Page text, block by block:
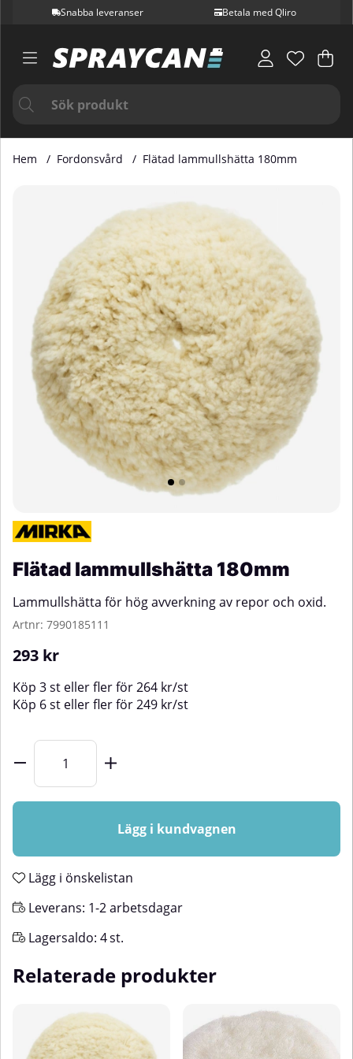
Snabba leveranser Betala med Qliro
.
Hem Fordonsvård Flätad lammullshätta 180mm
Flätad lammullshätta 180mm
Lammullshätta för hög avverkning av repor och oxid.
Artnr: 7990185111
293 kr
Köp 3 st eller fler för264 kr/st
Köp 6 st eller fler för249 kr/st
Lägg i kundvagnen
Lägg i önskelistan
Leverans: 1-2 arbetsdagar
Lagersaldo: 4st.
Relaterade produkter